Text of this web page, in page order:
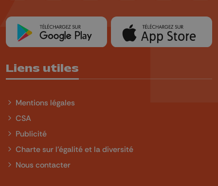
Liens utiles
Mentions légales
CSA
Publicité
Charte sur l'égalité et la diversité
Nous contacter